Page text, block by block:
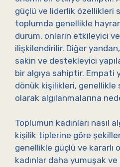
güçlü ve liderlik özellikleri
toplumda genellikle
durum, onların etkileyici
ilişkilendirilir. Diğer
sakin ve destekleyici
bir algıya sahiptir. Empati
dönük kişilikleri, genellikle
olarak algılanmalarına
Toplumun kadınları nasıl
kişilik tiplerine göre
genellikle güçlü ve kararlı
kadınlar daha yumuşak